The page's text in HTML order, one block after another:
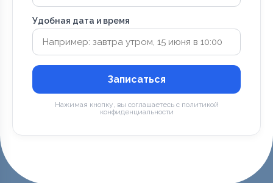
Удобная дата и время
Записаться
Нажимая кнопку, вы соглашаетесь с политикой
конфиденциальности